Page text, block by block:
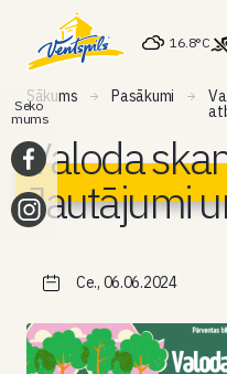
16.8°C
Sākums Pasākumi
Valoda
Jautājumi
Ce., 06.06.2024
Seko
mums